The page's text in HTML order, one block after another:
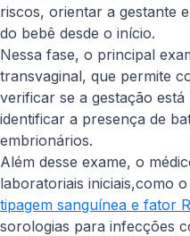
riscos, orientar a gestante
do bebê desde o início.
Nessa fase, o principal
transvaginal, que permite
verificar se a gestação
identificar a presença de
embrionários.
Além desse exame, o
laboratoriais iniciais,como o
tipagem sanguínea e fator
sorologias para infecções